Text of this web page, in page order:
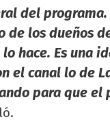
del programa.
de los dueños
hace. Es una
el canal lo de
para que el